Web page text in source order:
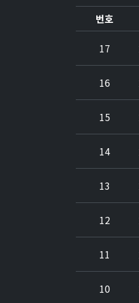
번호
17
16
15
14
13
12
11
10